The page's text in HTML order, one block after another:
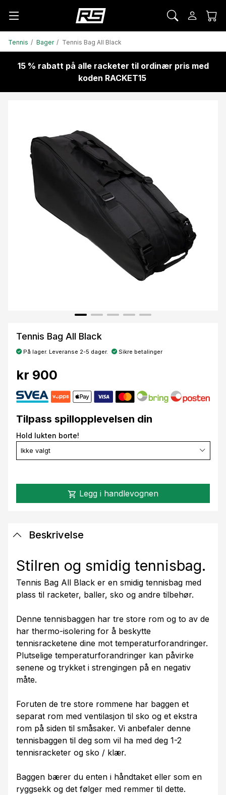
Tennis Bager Tennis Bag All Black
15 % rabatt på alle racketer til ordinær pris med
koden RACKET15
Tennis Bag All Black
På lager. Leveranse 2-5 dager. Sikre betalinger
kr 900
Tilpass spillopplevelsen din
Hold lukten borte!
Ikke valgt
shopping_cart Legg i handlevognen
Beskrivelse
Stilren og smidig tennisbag.
Tennis Bag All Black er en smidig tennisbag med
plass til racketer, baller, sko og andre tilbehør.
Denne tennisbaggen har tre store rom og to av de
har thermo-isolering for å beskytte
tennisracketene dine mot temperaturforandringer.
Plutselige temperaturforandringer kan påvirke
senene og trykket i strengingen på en negativ
måte.
Foruten de tre store rommene har baggen et
separat rom med ventilasjon til sko og et ekstra
rom på siden til småsaker. Vi anbefaler denne
tennisbaggen til deg som vil ha med deg 1-2
tennisracketer og sko / klær.
Baggen bærer du enten i håndtaket eller som en
ryggsekk og det følger med remmer til dette.